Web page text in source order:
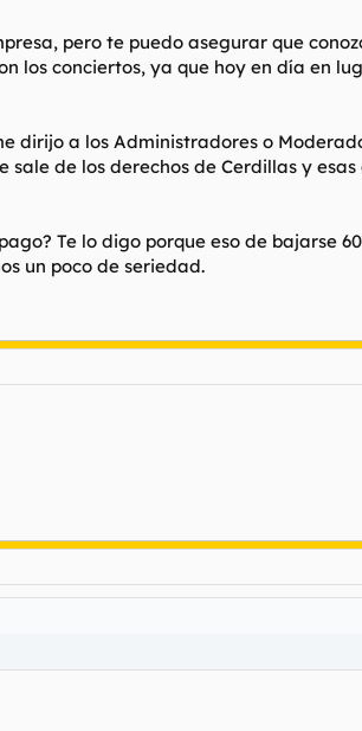
pero te puedo asegurar que
los conciertos, ya que hoy en día en
dirijo a los Administradores o
de los derechos de Cerdillas y esas
Te lo digo porque eso de bajarse
un poco de seriedad.